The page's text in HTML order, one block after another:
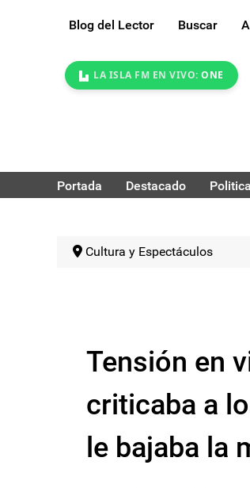
Blog del Lector Buscar
LA ISLA FM EN VIVO: ONE
Portada Destacado
Cultura y Espectáculos
Tensión en
criticaba a
le bajaba la